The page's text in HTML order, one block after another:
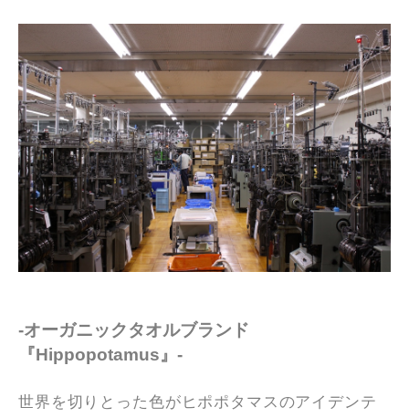
-オーガニックタオルブランド
『Hippopotamus』-
世界を切りとった色がヒポポタマスのアイデンテ